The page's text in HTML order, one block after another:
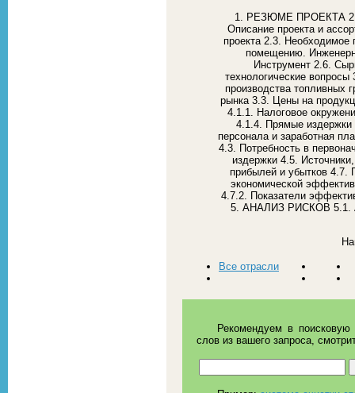
1. РЕЗЮМЕ ПРОЕКТА
Описание проекта и
проекта 2.3. Необходимое
помещению.
Инструмент 2.6.
технологические
производства топливных
рынка 3.3. Цены на
4.1.1. Налоговое
4.1.4. Прямые издержки
персонала и заработная
4.3. Потребность в
издержки 4.5.
прибылей и убытков 4.7.
экономической
4.7.2. Показатели
5. АНАЛИЗ РИСКОВ 5.1.
Все отрасли
Рекомендуем в
слов из вашего запроса,